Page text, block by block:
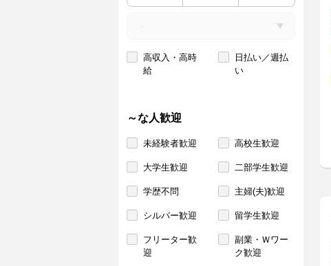
高収入・高時
給
日払い／週払
い
～な人歓迎
未経験者歓迎 高校生歓迎
大学生歓迎 二部学生歓迎
学歴不問 主婦(夫)歓迎
シルバー歓迎 留学生歓迎
フリーター歓
迎
副業・Ｗワー
ク歓迎